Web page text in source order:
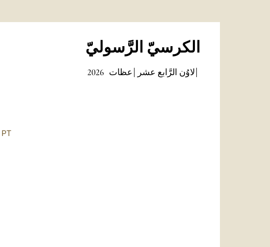
الكرسيّ الرَّسوليّ
لاوُن الرَّابع عشر عظات 2026
PT